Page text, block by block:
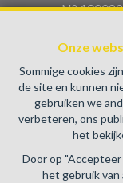
Onze
Sommige cookies
de site en kunnen
gebruiken we
verbeteren, ons
het
Door op
het gebruik van
N°
Beroepinstituut
16B - 1000
BA en
Brussel
Algemene